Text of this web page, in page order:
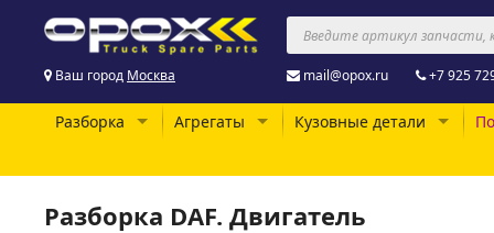
Ваш город Москва mail@opox.ru +7 925
Разборка Агрегаты Кузовные детали
Разборка DAF. Двигатель